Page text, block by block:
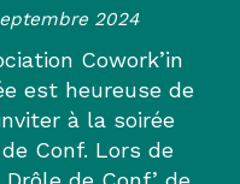
2024
Cowork’in
est heureuse de
à la soirée
Conf. Lors de